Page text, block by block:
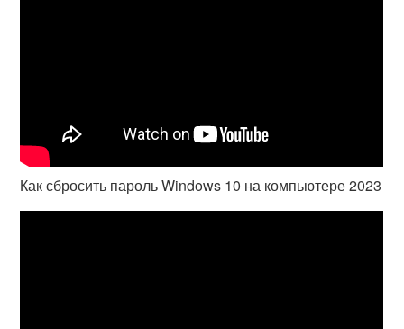
Как сбросить пароль Windows 10 на компьютере 2023